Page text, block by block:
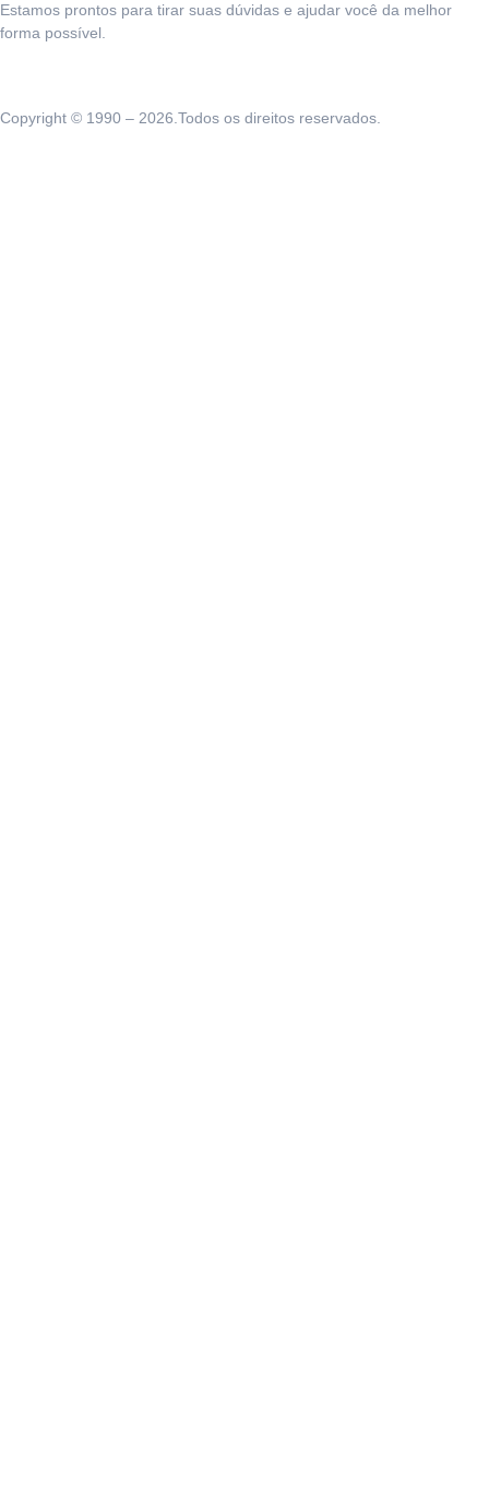
Estamos prontos para tirar suas dúvidas e ajudar você da melhor
forma possível.
Copyright © 1990 – 2026.Todos os direitos reservados.